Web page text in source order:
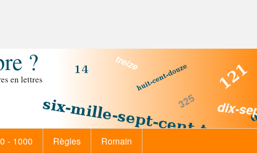
?
en lettres
- 1000 Règles Romain